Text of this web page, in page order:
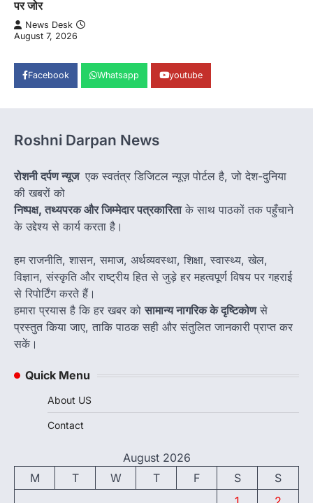
पर जोर
News Desk
August 7, 2026
Facebook Whatsapp youtube
Roshni Darpan News
रोशनी दर्पण न्यूज एक स्वतंत्र डिजिटल न्यूज़ पोर्टल है, जो देश-दुनिया
की खबरों को
निष्पक्ष, तथ्यपरक और जिम्मेदार पत्रकारिताके साथ पाठकों तक पहुँचाने
के उद्देश्य से कार्य करता है।
हम राजनीति, शासन, समाज, अर्थव्यवस्था, शिक्षा, स्वास्थ्य, खेल,
विज्ञान, संस्कृति और राष्ट्रीय हित से जुड़े हर महत्वपूर्ण विषय पर गहराई
से रिपोर्टिंग करते हैं।
हमारा प्रयास है कि हर खबर कोसामान्य नागरिक के दृष्टिकोणसे
प्रस्तुत किया जाए, ताकि पाठक सही और संतुलित जानकारी प्राप्त कर
सकें।
Quick Menu
About US
Contact
August 2026
M
T W T F S
S